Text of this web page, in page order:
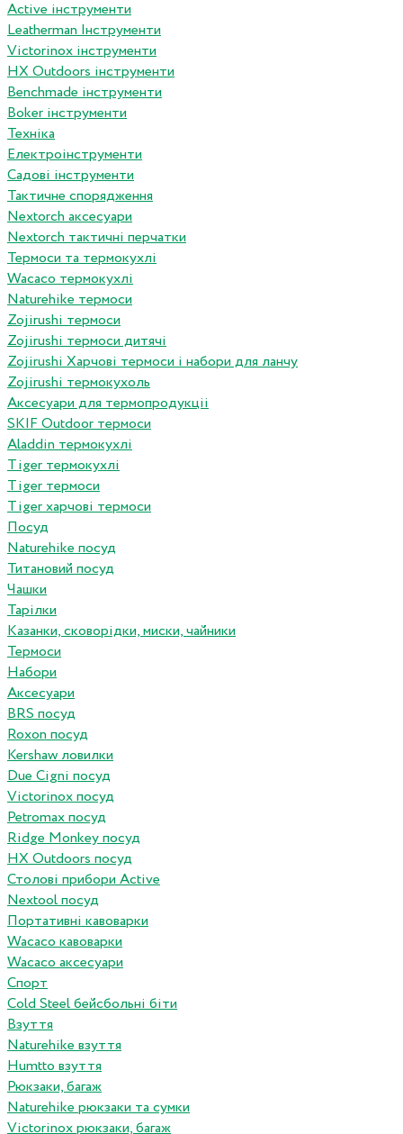
Active інструменти
Leatherman Інструменти
Victorinox інструменти
HX Outdoors інструменти
Benchmade інструменти
Boker інструменти
Техніка
Електроінструменти
Садові інструменти
Тактичне спорядження
Nextorch аксесуари
Nextorch тактичні перчатки
Термоси та термокухлі
Wacaco термокухлі
Naturehike термоси
Zojirushi термоси
Zojirushi термоси дитячі
Zojirushi Харчові термоси і набори для ланчу
Zojirushi термокухоль
Аксесуари для термопродукціі
SKIF Outdoor термоси
Aladdin термокухлі
Tiger термокухлі
Tiger термоси
Tiger харчові термоси
Посуд
Naturehike посуд
Титановий посуд
Чашки
Тарілки
Казанки, сковорідки, миски, чайники
Термоси
Набори
Аксесуари
BRS посуд
Roxon посуд
Kershaw ловилки
Due Cigni посуд
Victorinox посуд
Petromax посуд
Ridge Monkey посуд
HX Outdoors посуд
Столові прибори Active
Nextool посуд
Портативні кавоварки
Wacaco кавоварки
Wacaco аксесуари
Спорт
Cold Steel бейсбольні біти
Взуття
Naturehike взуття
Humtto взуття
Рюкзаки, багаж
Naturehike рюкзаки та сумки
Victorinox рюкзаки, багаж